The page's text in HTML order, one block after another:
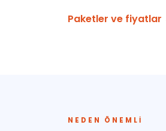
Paketler ve fiyatlar
NEDEN ÖNEMLI